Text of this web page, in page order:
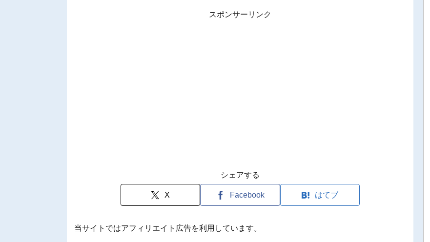
スポンサーリンク
シェアする
X Facebook はてブ
当サイトではアフィリエイト広告を利用しています。